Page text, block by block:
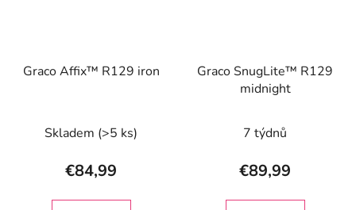
Graco Affix™ R129 iron
Skladem (>5 ks)
€84,99
Graco SnugLite™ R129
midnight
7 týdnů
€89,99